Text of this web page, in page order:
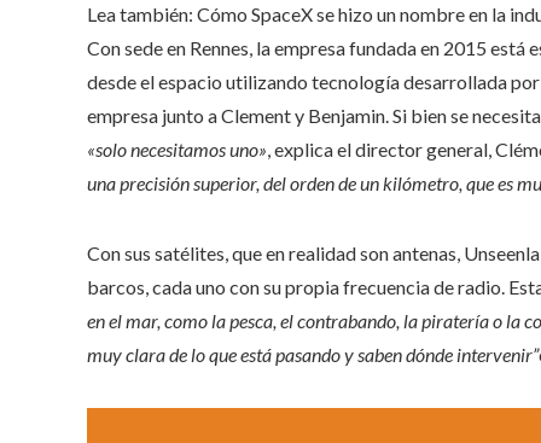
Lea también: Cómo SpaceX se hizo un nombre en la
Con sede en Rennes, la empresa fundada en 2015
desde el espacio utilizando tecnología desarrollada
empresa junto a Clement y Benjamin. Si bien se
«solo necesitamos uno»,explica el director general,
una precisión superior, del orden de un kilómetro, que es
Con sus satélites, que en realidad son antenas,
barcos, cada uno con su propia frecuencia de radio.
en el mar, como la pesca, el contrabando, la piratería o la
muy clara de lo que está pasando y saben dónde intervenir”